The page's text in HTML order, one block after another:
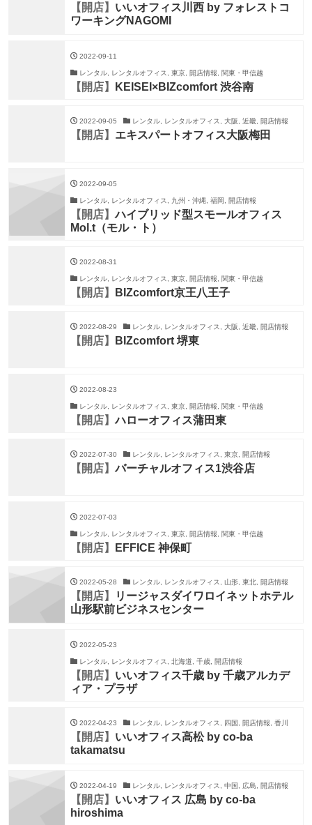
【開店】 いいオフィス川西 by フォレストコ
ワーキングNAGOMI
2022-09-11
レンタル, レンタルオフィス, 東京, 開店情報, 関東・甲信越
【開店】 KEISEI×BIZcomfort 渋谷南
2022-09-05 レンタル, レンタルオフィス, 大阪, 近畿, 開店情報
【開店】 エキスパートオフィス大阪梅田
2022-09-05
レンタル, レンタルオフィス, 九州・沖縄, 福岡, 開店情報
【開店】ハイブリッド型スモールオフィス
Mol.t（モル・ト）
2022-08-31
レンタル, レンタルオフィス, 東京, 開店情報, 関東・甲信越
【開店】 BIZcomfort京王八王子
2022-08-29 レンタル, レンタルオフィス, 大阪, 近畿, 開店情報
【開店】 BIZcomfort 堺東
2022-08-23
レンタル, レンタルオフィス, 東京, 開店情報, 関東・甲信越
【開店】ハローオフィス蒲田東
2022-07-30 レンタル, レンタルオフィス, 東京, 開店情報
【開店】バーチャルオフィス1渋谷店
2022-07-03
レンタル, レンタルオフィス, 東京, 開店情報, 関東・甲信越
【開店】 EFFICE 神保町
2022-05-28 レンタル, レンタルオフィス, 山形, 東北, 開店情報
【開店】
リージャスダイワロイネットホテル
山形駅前ビジネスセンター
2022-05-23
レンタル, レンタルオフィス, 北海道, 千歳, 開店情報
【開店】 いいオフィス千歳 by 千歳アルカデ
ィア・プラザ
2022-04-23 レンタル, レンタルオフィス, 四国, 開店情報, 香川
【開店】 いいオフィス高松 by co-ba
takamatsu
2022-04-19 レンタル, レンタルオフィス, 中国, 広島, 開店情報
【開店】 いいオフィス 広島 by co-ba
hiroshima